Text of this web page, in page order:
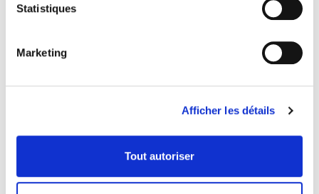
Statistiques
Marketing
Afficher les détails
Tout autoriser
1073 route de l'Église, Québec, QC G1V 3W2